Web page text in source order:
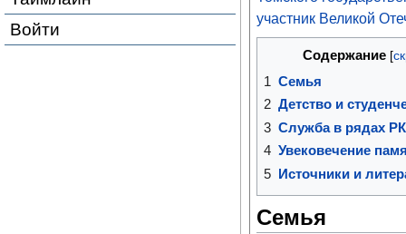
Войти
участник Великой
Содержание
1 Семья
2 Детство и
3 Служба в рядах
4 Увековечение
5 Источники и
Семья